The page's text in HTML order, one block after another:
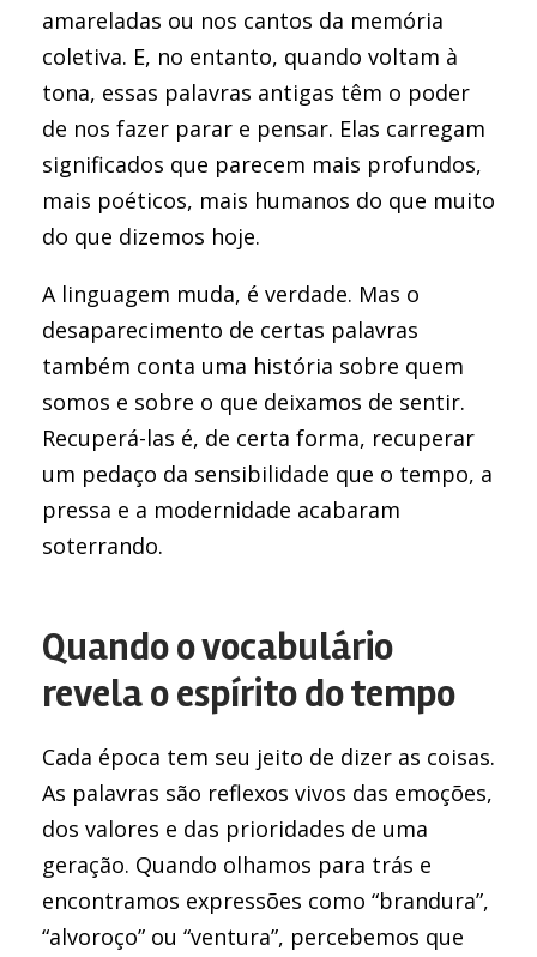
amareladas ou nos cantos da memória
coletiva. E, no entanto, quando voltam à
tona, essas palavras antigas têm o poder
de nos fazer parar e pensar. Elas carregam
significados que parecem mais profundos,
mais poéticos, mais humanos do que muito
do que dizemos hoje.
A linguagem muda, é verdade. Mas o
desaparecimento de certas palavras
também conta uma história sobre quem
somos e sobre o que deixamos de sentir.
Recuperá-las é, de certa forma, recuperar
um pedaço da sensibilidade que o tempo, a
pressa e a modernidade acabaram
soterrando.
Quando o vocabulário
revela o espírito do tempo
Cada época tem seu jeito de dizer as coisas.
As palavras são reflexos vivos das emoções,
dos valores e das prioridades de uma
geração. Quando olhamos para trás e
encontramos expressões como “brandura”,
“alvoroço” ou “ventura”, percebemos que